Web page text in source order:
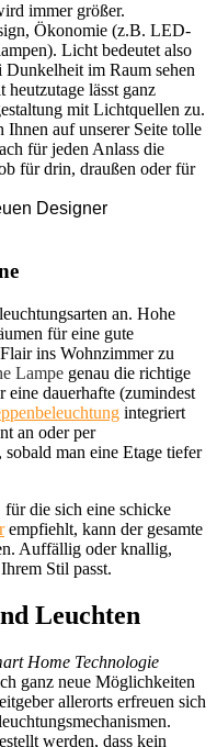
immer größer.
Ökonomie (z.B. LED-
Licht bedeutet also
im Raum sehen
lässt ganz
mit Lichtquellen zu.
auf unserer Seite tolle
für jeden Anlass die
für drin, draußen oder für
Designer
an. Hohe
für eine gute
ins Wohnzimmer zu
Lampe genau die richtige
eine dauerhafte (zumindest
integriert
an oder per
man eine Etage tiefer
die sich eine schicke
empfiehlt, kann der gesamte
Auffällig oder knallig,
Stil passt.
Leuchten
Home Technologie
ganz neue Möglichkeiten
allerorts erfreuen sich
werden, dass kein